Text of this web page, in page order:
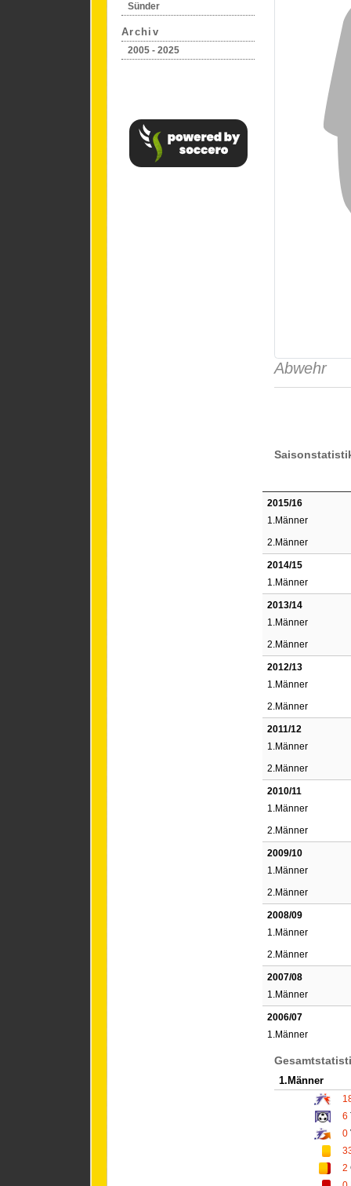
Sünder
Archiv
2005 - 2025
Abwehr
2015/16
1.Männer
2.Männer
2014/15
1.Männer
2013/14
1.Männer
2.Männer
2012/13
1.Männer
2.Männer
2011/12
1.Männer
2.Männer
2010/11
1.Männer
2.Männer
2009/10
1.Männer
2.Männer
2008/09
1.Männer
2.Männer
2007/08
1.Männer
2006/07
1.Männer
1.Männer
6
0
2